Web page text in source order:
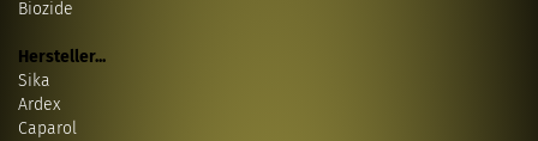
Biozide
Hersteller...
Sika
Ardex
Caparol